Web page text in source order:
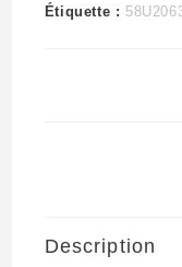
Étiquette :
Description